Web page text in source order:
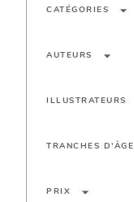
CATÉGORIES arrow_drop_down
AUTEURS arrow_drop_down
ILLUSTRATEURS
TRANCHES D'ÂGE
PRIX arrow_drop_down